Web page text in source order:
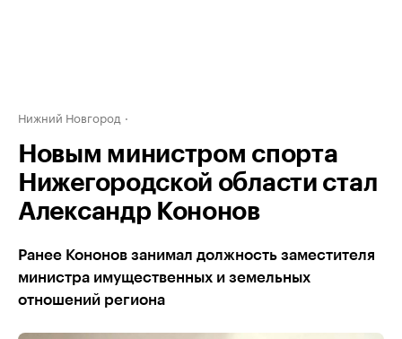
Нижний Новгород
Новым министром спорта
Нижегородской области стал
Александр Кононов
Ранее Кононов занимал должность заместителя
министра имущественных и земельных
отношений региона